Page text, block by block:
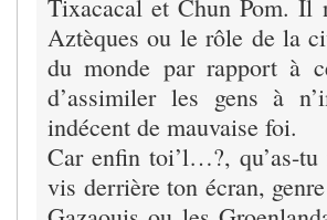
Tixacacal et Chun Pom. Il
Aztèques ou le rôle de la
du monde par rapport à
d’assimiler les gens à
indécent de mauvaise foi.
Car enfin toi’l…?, qu’as-
vis derrière ton écran,